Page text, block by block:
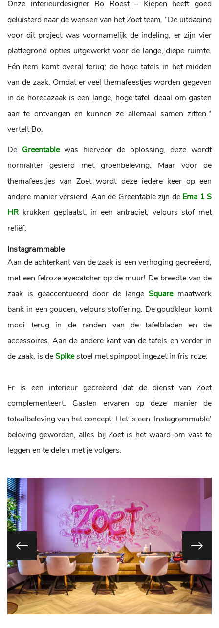
Onze interieurdesigner Bo Roest – Kiepen heeft goed
geluisterd naar de wensen van het Zoet team. “De uitdaging
voor dit project was voornamelijk de indeling, er zijn vier
plattegrond opties uitgewerkt voor de lange, diepe ruimte.
Eén item komt overal terug; de hoge tafels in het midden
van de zaak. Omdat er veel themafeestjes worden gegeven
in de horecazaak is een lange, hoge tafel ideaal om gasten
aan te ontvangen en kunnen ze allemaal samen zitten."
vertelt Bo.
De Greentablewas hiervoor de oplossing, deze wordt
normaliter gesierd met groenbeleving. Maar voor de
themafeestjes van Zoet wordt deze iedere keer op een
andere manier versierd. Aan de Greentable zijn de Ema 1 S
HR krukken geplaatst, in een antraciet, velours stof met
reliëf.
Instagrammable
Aan de achterkant van de zaak is een verhoging gecreëerd,
met een felroze eyecatcher op de muur! De breedte van de
zaak is geaccentueerd door de lange Squaremaatwerk
bank in een gouden, velours stoffering. De goudkleur komt
mooi terug in de randen van de tafelbladen en de
accessoires. Aan de andere kant van de tafels en verder in
de zaak, is deSpikestoel met spinpoot ingezet in fris roze.
Er is een interieur gecreëerd dat de dienst van Zoet
complementeert. Gasten ervaren op deze manier de
totaalbeleving van het concept. Het is een ‘Instagrammable’
beleving geworden, alles bij Zoet is het waard om vast te
leggen en te delen met je volgers.